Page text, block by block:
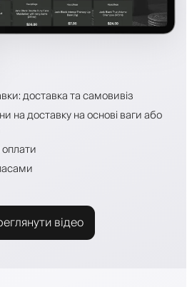
доставка та самовивіз
на доставку на основі ваги або
оплати
відео